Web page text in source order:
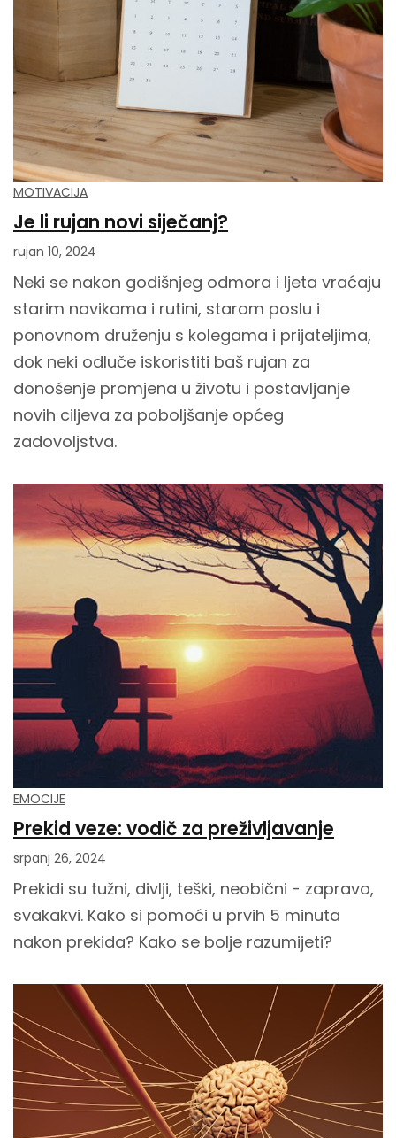
MOTIVACIJA
Je li rujan novi siječanj?
rujan 10, 2024
Neki se nakon godišnjeg odmora i ljeta vraćaju
starim navikama i rutini, starom poslu i
ponovnom druženju s kolegama i prijateljima,
dok neki odluče iskoristiti baš rujan za
donošenje promjena u životu i postavljanje
novih ciljeva za poboljšanje općeg
zadovoljstva.
EMOCIJE
Prekid veze: vodič za preživljavanje
srpanj 26, 2024
Prekidi su tužni, divlji, teški, neobični - zapravo,
svakakvi. Kako si pomoći u prvih 5 minuta
nakon prekida? Kako se bolje razumijeti?